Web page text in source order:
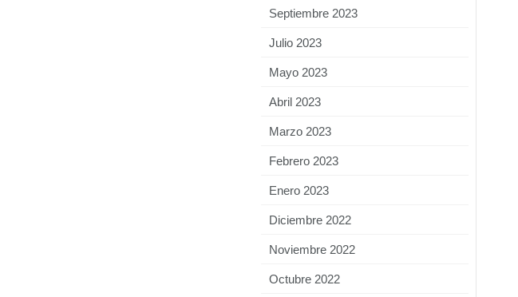
Septiembre 2023
Julio 2023
Mayo 2023
Abril 2023
Marzo 2023
Febrero 2023
Enero 2023
Diciembre 2022
Noviembre 2022
Octubre 2022